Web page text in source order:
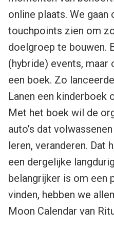
online plaats. We
touchpoints zien om
doelgroep te bouwen.
(hybride) events,
een boek. Zo
Lanen een kinderboek
Met het boek wil de
auto’s dat
leren, veranderen. Dat
een dergelijke
belangrijker is om een
vinden, hebben we
Moon Calendar van